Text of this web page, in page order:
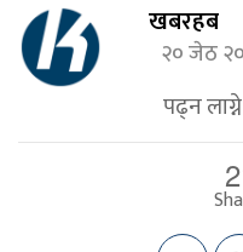
खबरहब
२० जेठ
पढ्न